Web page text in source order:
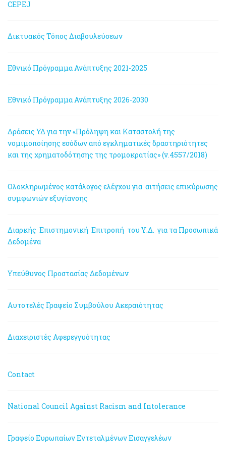
CEPEJ
Δικτυακός Τόπος Διαβουλεύσεων
Εθνικό Πρόγραμμα Ανάπτυξης 2021-2025
Εθνικό Πρόγραμμα Ανάπτυξης 2026-2030
Δράσεις ΥΔ για την «Πρόληψη και Καταστολή της
νομιμοποίησης εσόδων από εγκληματικές δραστηριότητες
και της χρηματοδότησης της τρομοκρατίας» (ν.4557/2018)
Ολοκληρωμένος κατάλογος ελέγχου για αιτήσεις επικύρωσης
συμφωνιών εξυγίανσης
Διαρκής Επιστημονική Επιτροπή του Υ.Δ. για τα Προσωπικά
Δεδομένα
Υπεύθυνος Προστασίας Δεδομένων
Αυτοτελές Γραφείο Συμβούλου Ακεραιότητας
Διαχειριστές Αφερεγγυότητας
Contact
National Council Against Racism and Intolerance
Γραφείο Ευρωπαίων Εντεταλμένων Εισαγγελέων